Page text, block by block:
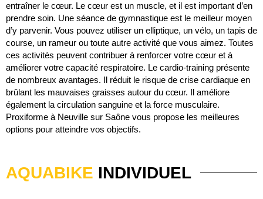
entraîner le cœur. Le cœur est un muscle, et il est important d’en
prendre soin. Une séance de gymnastique est le meilleur moyen
d’y parvenir. Vous pouvez utiliser un elliptique, un vélo, un tapis de
course, un rameur ou toute autre activité que vous aimez. Toutes
ces activités peuvent contribuer à renforcer votre cœur et à
améliorer votre capacité respiratoire. Le cardio-training présente
de nombreux avantages. Il réduit le risque de crise cardiaque en
brûlant les mauvaises graisses autour du cœur. Il améliore
également la circulation sanguine et la force musculaire.
Proxiforme à Neuville sur Saône vous propose les meilleures
options pour atteindre vos objectifs.
AQUABIKE INDIVIDUEL